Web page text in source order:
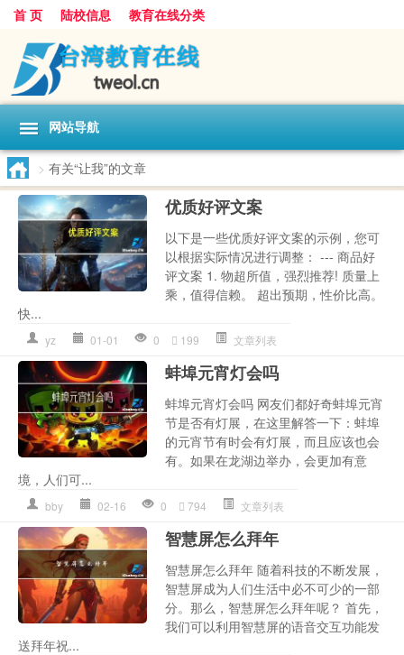
首 页 陆校信息 教育在线分类
网站导航
> 有关“让我”的文章
优质好评文案
以下是一些优质好评文案的示例，您可
以根据实际情况进行调整： --- 商品好
评文案 1. 物超所值，强烈推荐! 质量上
乘，值得信赖。 超出预期，性价比高。
快...
yz 01-01 0 199 文章列表
蚌埠元宵灯会吗
蚌埠元宵灯会吗 网友们都好奇蚌埠元宵
节是否有灯展，在这里解答一下：蚌埠
的元宵节有时会有灯展，而且应该也会
有。如果在龙湖边举办，会更加有意
境，人们可...
bby 02-16 0 794 文章列表
智慧屏怎么拜年
智慧屏怎么拜年 随着科技的不断发展，
智慧屏成为人们生活中必不可少的一部
分。那么，智慧屏怎么拜年呢？ 首先，
我们可以利用智慧屏的语音交互功能发
送拜年祝...